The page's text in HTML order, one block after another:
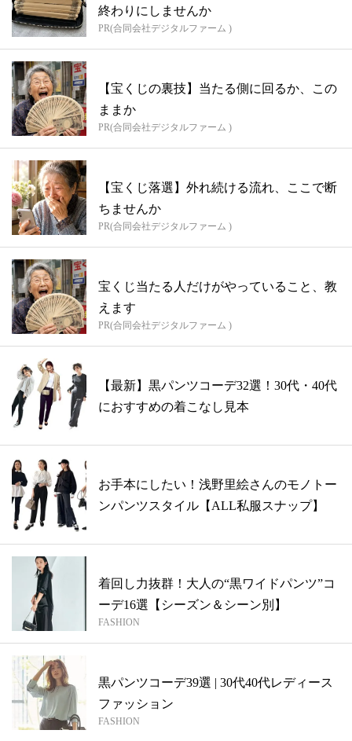
終わりにしませんか
PR(合同会社デジタルファーム )
【宝くじの裏技】当たる側に回るか、この
ままか
PR(合同会社デジタルファーム )
【宝くじ落選】外れ続ける流れ、ここで断
ちませんか
PR(合同会社デジタルファーム )
宝くじ当たる人だけがやっていること、教
えます
PR(合同会社デジタルファーム )
【最新】黒パンツコーデ32選！30代・40代
におすすめの着こなし見本
お手本にしたい！浅野里絵さんのモノトー
ンパンツスタイル【ALL私服スナップ】
着回し力抜群！大人の“黒ワイドパンツ”コ
ーデ16選【シーズン＆シーン別】
FASHION
黒パンツコーデ39選 | 30代40代レディース
ファッション
FASHION